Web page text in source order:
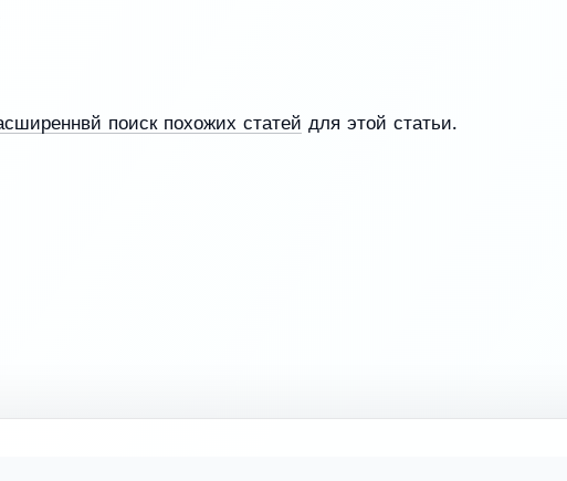
поиск похожих статей для этой статьи.